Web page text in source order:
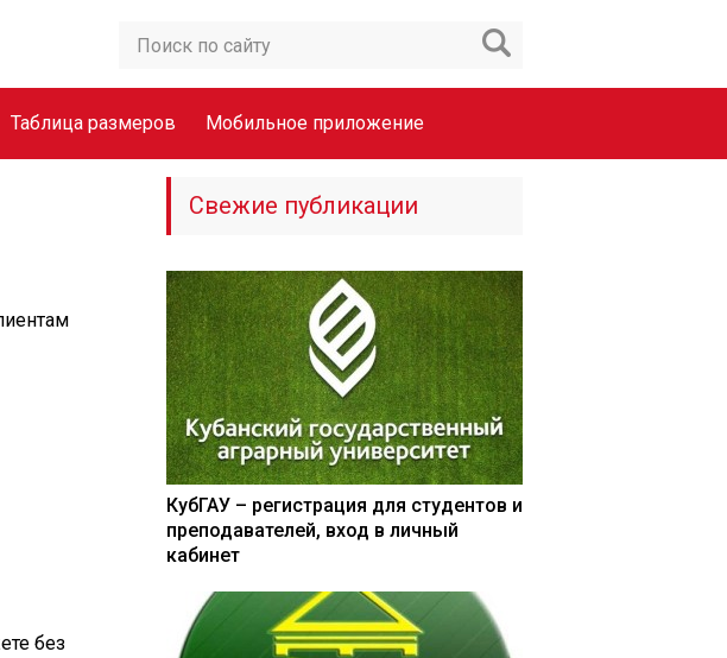
Таблица размеров Мобильное приложение
без
Свежие публикации
КубГАУ – регистрация для студентов и
преподавателей, вход в личный
кабинет